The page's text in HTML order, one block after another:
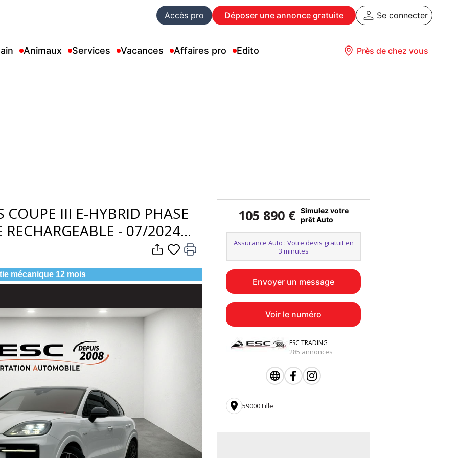
Accès pro Déposer une annonce gratuite Se connecter
Animaux Services Vacances Affaires pro Edito Près de chez vous
COUPE III E-HYBRID PHASE
- 07/2024
mécanique 12 mois
105 890 € Simulez votre
prêt Auto
Assurance Auto : Votre devis gratuit en
3 minutes
Envoyer un message
Voir le numéro
ESC TRADING
285 annonces
 59000 Lille